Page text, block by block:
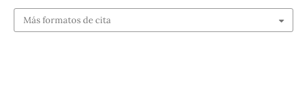
Más formatos de cita